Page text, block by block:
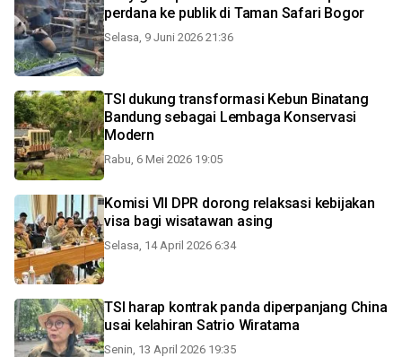
perdana ke publik di Taman Safari Bogor
Selasa, 9 Juni 2026 21:36
TSI dukung transformasi Kebun Binatang
Bandung sebagai Lembaga Konservasi
Modern
Rabu, 6 Mei 2026 19:05
Komisi VII DPR dorong relaksasi kebijakan
visa bagi wisatawan asing
Selasa, 14 April 2026 6:34
TSI harap kontrak panda diperpanjang China
usai kelahiran Satrio Wiratama
Senin, 13 April 2026 19:35